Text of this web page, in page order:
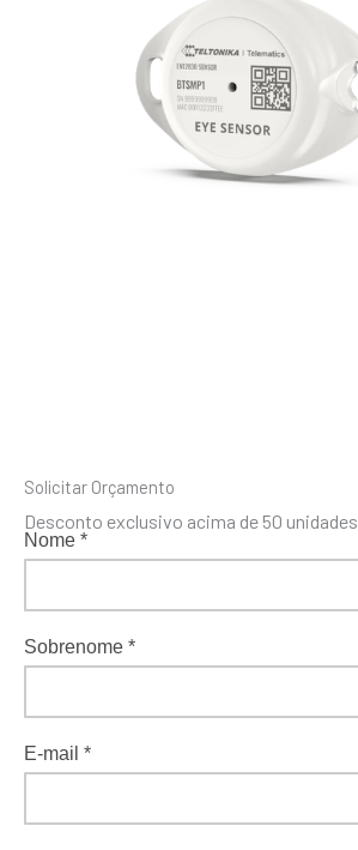
Solicitar Orçamento
Desconto exclusivo acima de 50 unidades